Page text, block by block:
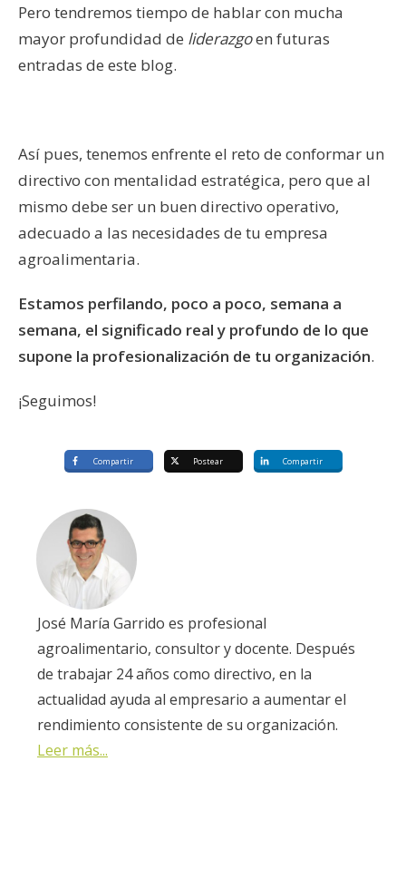
Pero tendremos tiempo de hablar con mucha
mayor profundidad de liderazgoen futuras
entradas de este blog.
Así pues, tenemos enfrente el reto de conformar un
directivo con mentalidad estratégica, pero que al
mismo debe ser un buen directivo operativo,
adecuado a las necesidades de tu empresa
agroalimentaria.
Estamos perfilando, poco a poco, semana a
semana, el significado real y profundo de lo que
supone la profesionalización de tu organización.
¡Seguimos!
Compartir Postear Compartir
José María Garrido es profesional
agroalimentario, consultor y docente. Después
de trabajar 24 años como directivo, en la
actualidad ayuda al empresario a aumentar el
rendimiento consistente de su organización.
Leer más...